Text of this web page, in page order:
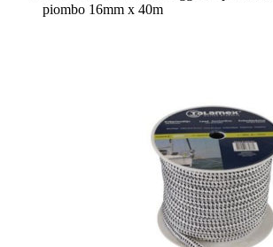
piombo 16mm x 40m